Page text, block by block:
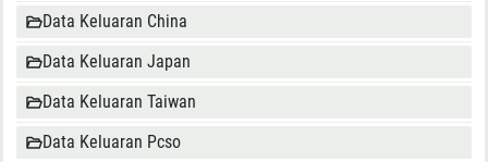
Data Keluaran China
Data Keluaran Japan
Data Keluaran Taiwan
Data Keluaran Pcso